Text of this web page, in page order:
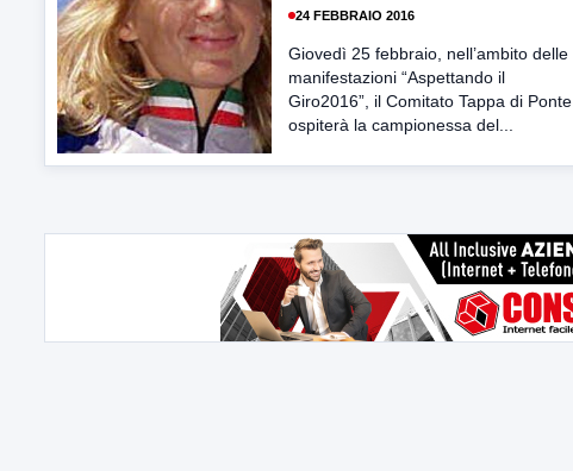
24 FEBBRAIO 2016
Giovedì 25 febbraio, nell’ambito delle
manifestazioni “Aspettando il
Giro2016”, il Comitato Tappa di Ponte
ospiterà la campionessa del...